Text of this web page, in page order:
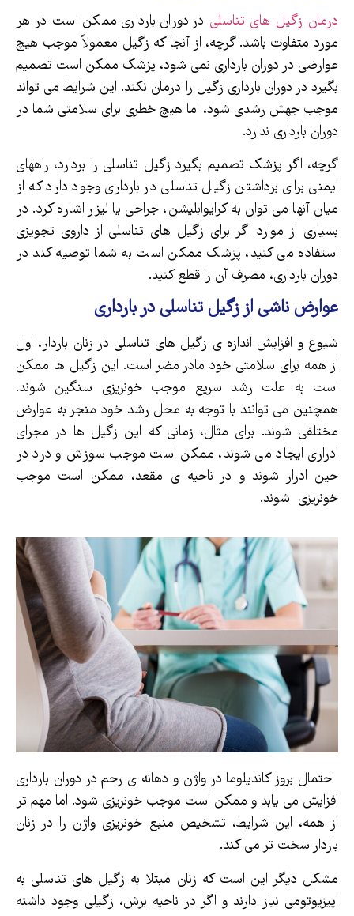
درمان زگیل های تناسلی در دوران بارداری ممکن است در هر
مورد متفاوت باشد. گرچه، از آنجا که زگیل معمولاً موجب هیچ
عوارضی در دوران بارداری نمی شود، پزشک ممکن است تصمیم
بگیرد در دوران بارداری زگیل را درمان نکند. این شرایط می تواند
موجب جهش رشدی شود، اما هیچ خطری برای سلامتی شما در
دوران بارداری ندارد.
گرچه، اگر پزشک تصمیم بگیرد زگیل تناسلی را بردارد، راههای
ایمنی برای برداشتن زگیل تناسلی در بارداری وجود دارد که از
میان آنها می توان به کرایوابلیشن، جراحی یا لیزر اشاره کرد. در
بسیاری از موارد اگر برای زگیل های تناسلی از داروی تجویزی
استفاده می کنید، پزشک ممکن است به شما توصیه کند در
دوران بارداری، مصرف آن را قطع کنید.
عوارض ناشی از زگیل تناسلی در بارداری
شیوع و افزایش اندازه ی زگیل های تناسلی در زنان باردار، اول
از همه برای سلامتی خود مادر مضر است. این زگیل ها ممکن
است به علت رشد سریع موجب خونریزی سنگین شوند.
همچنین می توانند با توجه به محل رشد خود منجر به عوارض
مختلفی شوند. برای مثال، زمانی که این زگیل ها در مجرای
ادراری ایجاد می شوند، ممکن است موجب سوزش و درد در
حین ادرار شوند و در ناحیه ی مقعد، ممکن است موجب
خونریزی شوند.
احتمال بروز کاندیلوما در واژن و دهانه ی رحم در دوران بارداری
افزایش می یابد و ممکن است موجب خونریزی شود. اما مهم تر
از همه، این شرایط، تشخیص منبع خونریزی واژن را در زنان
باردار سخت تر می کند.
مشکل دیگر این است که زنان مبتلا به زگیل های تناسلی به
اپیزیوتومی نیاز دارند و اگر در ناحیه برش، زگیلی وجود داشته